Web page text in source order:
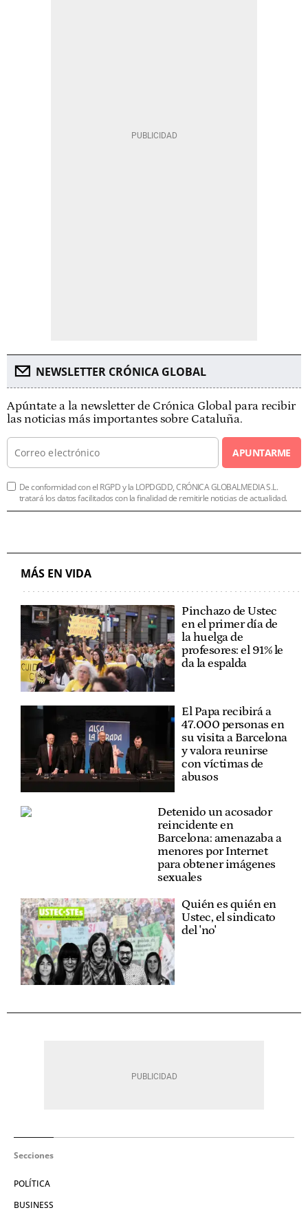
NEWSLETTER CRÓNICA GLOBAL
Apúntate a la newsletter de Crónica Global para recibir
las noticias más importantes sobre Cataluña.
APUNTARME
De conformidad con el RGPD y la LOPDGDD, CRÓNICA GLOBALMEDIA S.L.
tratará los datos facilitados con la finalidad de remitirle noticias de actualidad.
MÁS EN VIDA
Pinchazo de Ustec
en el primer día de
la huelga de
profesores: el 91% le
da la espalda
El Papa recibirá a
47.000 personas en
su visita a Barcelona
y valora reunirse
con víctimas de
abusos
Detenido un acosador
reincidente en
Barcelona: amenazaba a
menores por Internet
para obtener imágenes
sexuales
Quién es quién en
Ustec, el sindicato
del 'no'
Secciones
POLÍTICA
BUSINESS